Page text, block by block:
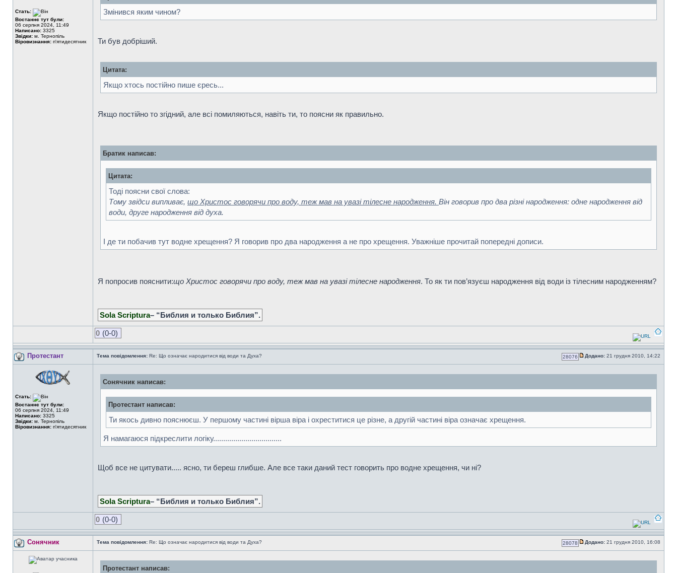
Стать:
Востаннє тут були:
06 серпня 2024, 11:49
Написано: 3325
Звідки: м. Тернопіль
Віровизнання: п'ятидесятник
Змінився яким чином?
Ти був добріший.
Цитата:
Якщо хтось постійно пише єресь...
Якщо постійно то згідний, але всі помиляються, навіть ти, то поясни як правильно.
Братик написав:
Цитата:
Тоді поясни свої слова:
Тому звідси випливає, що Христос говорячи про воду, теж мав на увазі тілесне народження. Він говорив про два різні народження: одне народження від
води, друге народження від духа.
І де ти побачив тут водне хрещення? Я говорив про два народження а не про хрещення. Уважніше прочитай попередні дописи.
Я попросив пояснити:що Христос говорячи про воду, теж мав на увазі тілесне народження. То як ти пов’язуєш народження від води із тілесним народженням?
Sola Scriptura– “Библия и только Библия”.
0 (0-0)
Протестант Тема повідомлення: Re: Що означає народитися від води та Духа? 28076 Додано: 21 грудня 2010, 14:22
Стать:
Востаннє тут були:
06 серпня 2024, 11:49
Написано: 3325
Звідки: м. Тернопіль
Віровизнання: п'ятидесятник
Сонячник написав:
Протестант написав:
Ти якось дивно пояснюєш. У першому частині вірша віра і охреститися це різне, а другій частині віра означає хрещення.
Я намагаюся підкреслити логіку..................................
Щоб все не цитувати..... ясно, ти береш глибше. Але все таки даний тест говорить про водне хрещення, чи ні?
Sola Scriptura– “Библия и только Библия”.
0 (0-0)
Сонячник Тема повідомлення: Re: Що означає народитися від води та Духа? 28078 Додано: 21 грудня 2010, 16:08
Протестант написав: